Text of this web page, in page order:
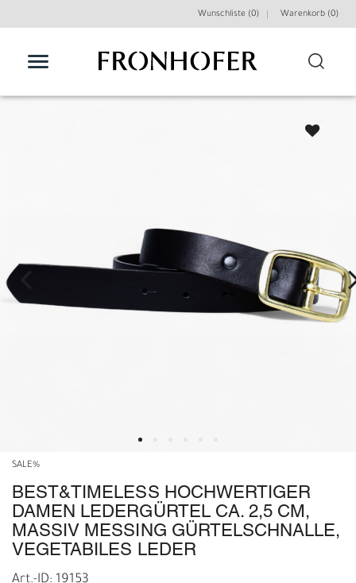
Wunschliste (0) Warenkorb (0)
SALE%
BEST&TIMELESS HOCHWERTIGER
DAMEN LEDERGÜRTEL CA. 2,5 CM,
MASSIV MESSING GÜRTELSCHNALLE,
VEGETABILES LEDER
Art.-ID: 19153